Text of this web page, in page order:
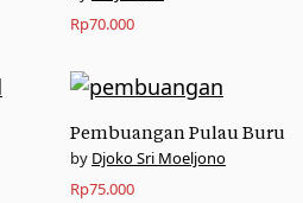
Rp70.000
Pembuangan Pulau Buru
Djoko Sri Moeljono
Rp75.000